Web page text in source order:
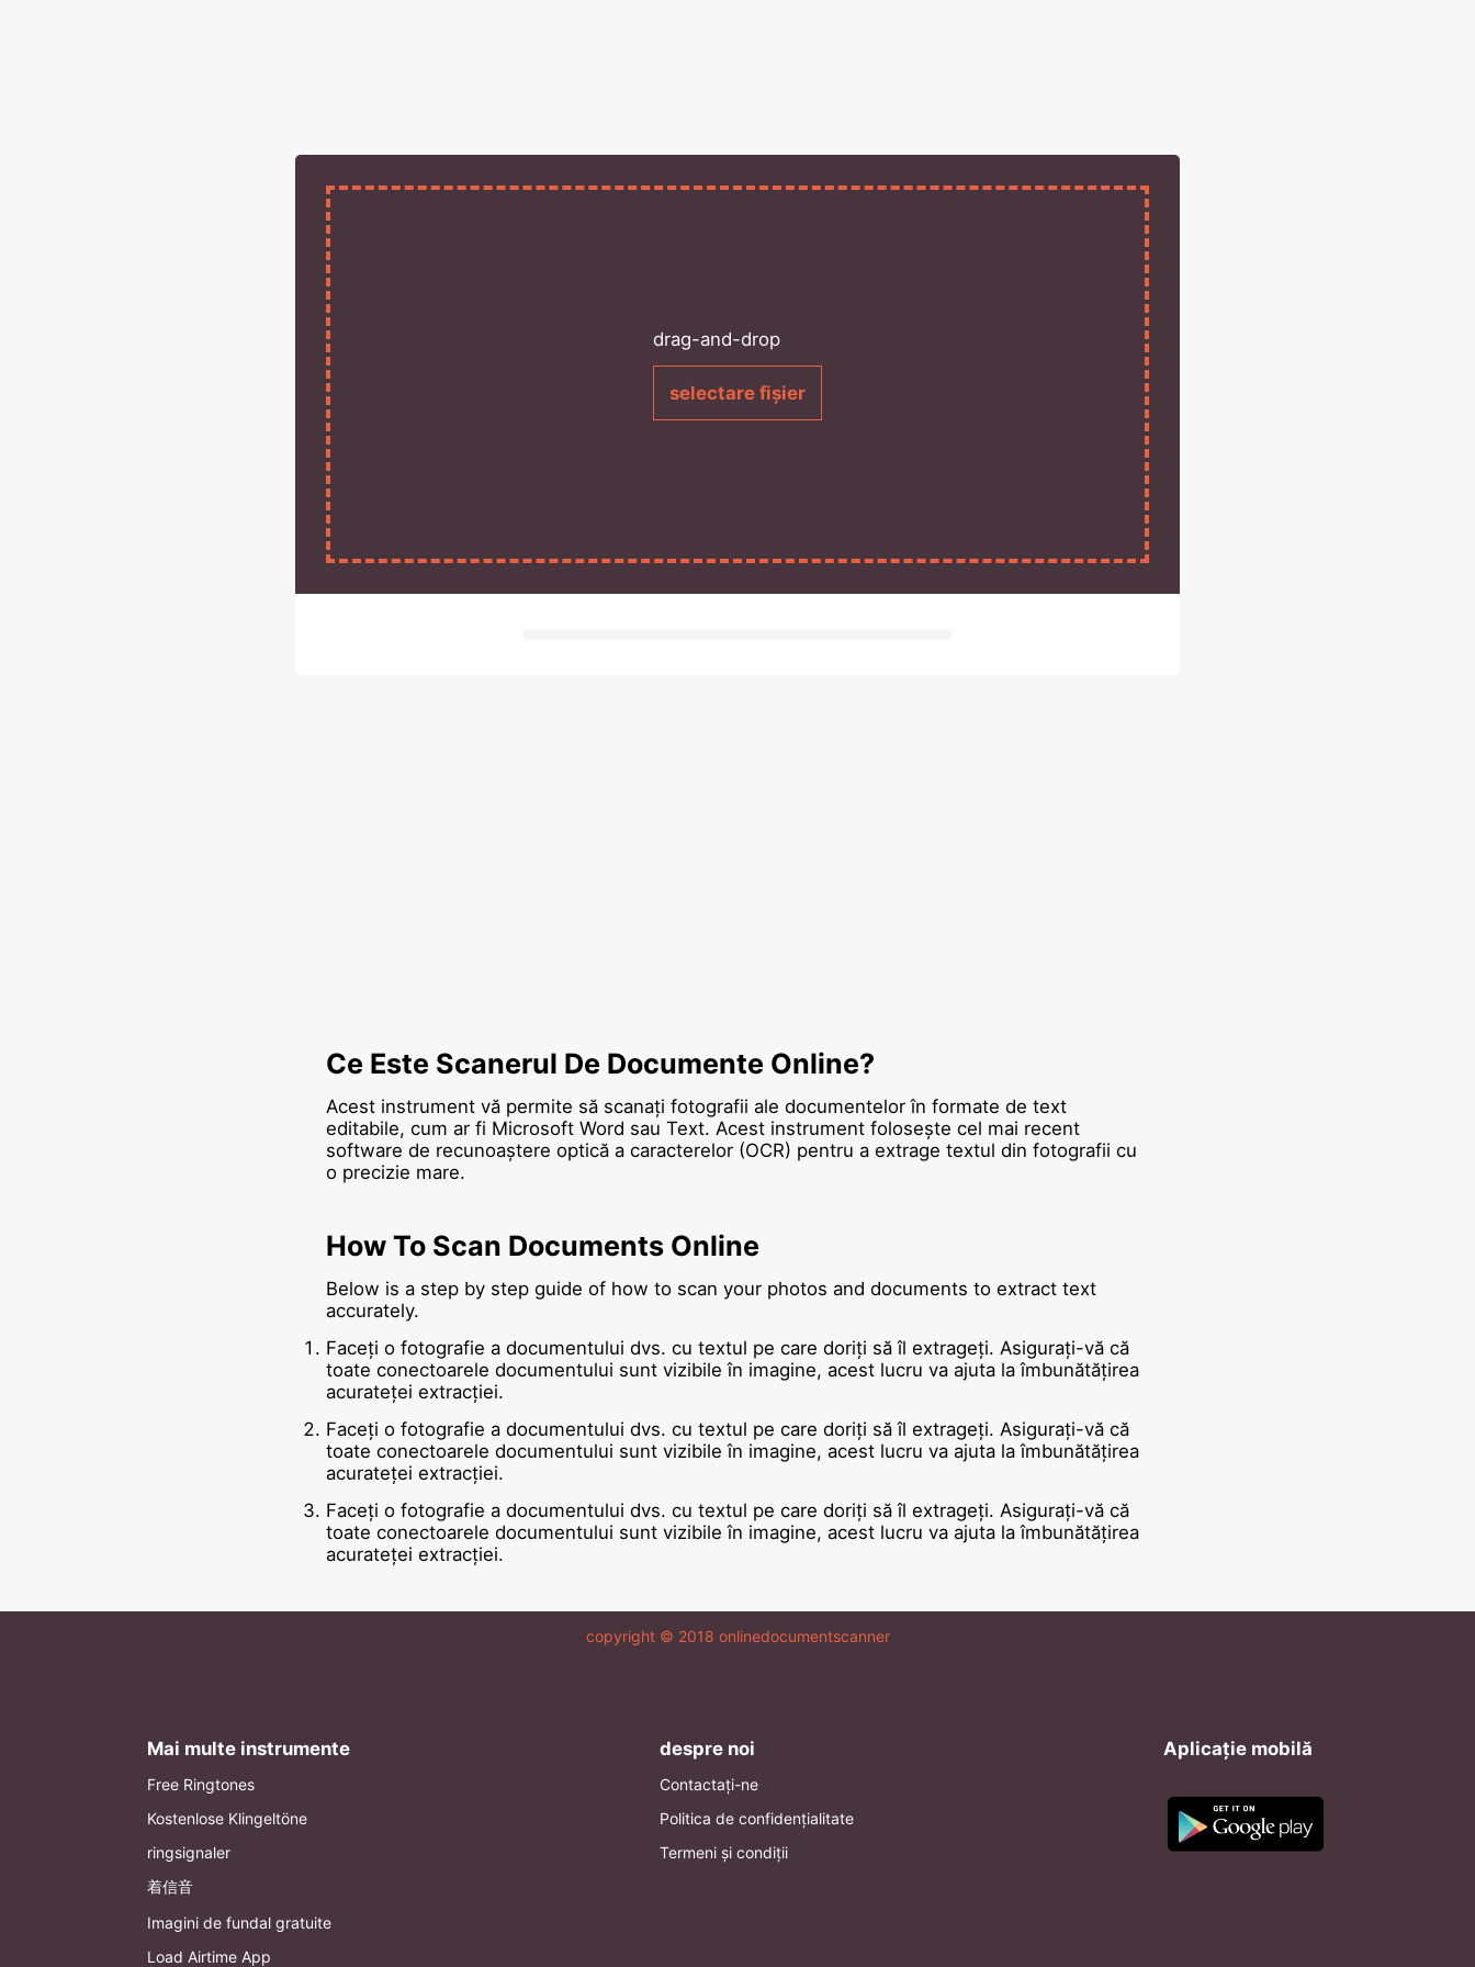
drag-and-drop
selectare fișier
Ce Este Scanerul De Documente Online?
Acest instrument vă permite să scanați fotografii ale documentelor în formate de text
editabile, cum ar fi Microsoft Word sau Text. Acest instrument folosește cel mai recent
software de recunoaștere optică a caracterelor (OCR) pentru a extrage textul din fotografii cu
o precizie mare.
How To Scan Documents Online
Below is a step by step guide of how to scan your photos and documents to extract text
accurately.
Faceți o fotografie a documentului dvs. cu textul pe care doriți să îl extrageți. Asigurați-vă că
toate conectoarele documentului sunt vizibile în imagine, acest lucru va ajuta la îmbunătățirea
acurateței extracției.
Faceți o fotografie a documentului dvs. cu textul pe care doriți să îl extrageți. Asigurați-vă că
toate conectoarele documentului sunt vizibile în imagine, acest lucru va ajuta la îmbunătățirea
acurateței extracției.
Faceți o fotografie a documentului dvs. cu textul pe care doriți să îl extrageți. Asigurați-vă că
toate conectoarele documentului sunt vizibile în imagine, acest lucru va ajuta la îmbunătățirea
acurateței extracției.
copyright © 2018 onlinedocumentscanner
Mai multe instrumente
Free Ringtones
Kostenlose Klingeltöne
ringsignaler
着信音
Imagini de fundal gratuite
Load Airtime App
despre noi
Contactați-ne
Politica de confidențialitate
Termeni și condiții
Aplicație mobilă